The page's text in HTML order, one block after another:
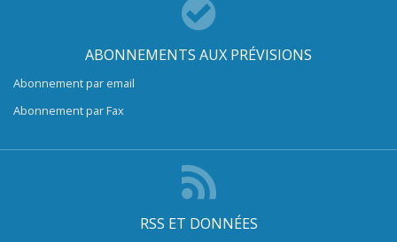
ABONNEMENTS AUX PRÉVISIONS
Abonnement par email
Abonnement par Fax
RSS ET DONNÉES